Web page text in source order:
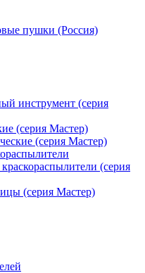
пушки (Россия)
инструмент (серия
(серия Мастер)
(серия Мастер)
(серия
(серия Мастер)